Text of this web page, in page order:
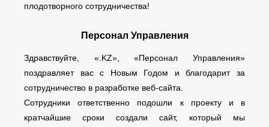
плодотворного сотрудничества!
Персонал Управления
Здравствуйте, «.KZ», «Персонал Управления»
поздравляет вас с Новым Годом и благодарит за
сотрудничество в разработке веб-сайта.
Сотрудники ответственно подошли к проекту и в
кратчайшие сроки создали сайт, который мы